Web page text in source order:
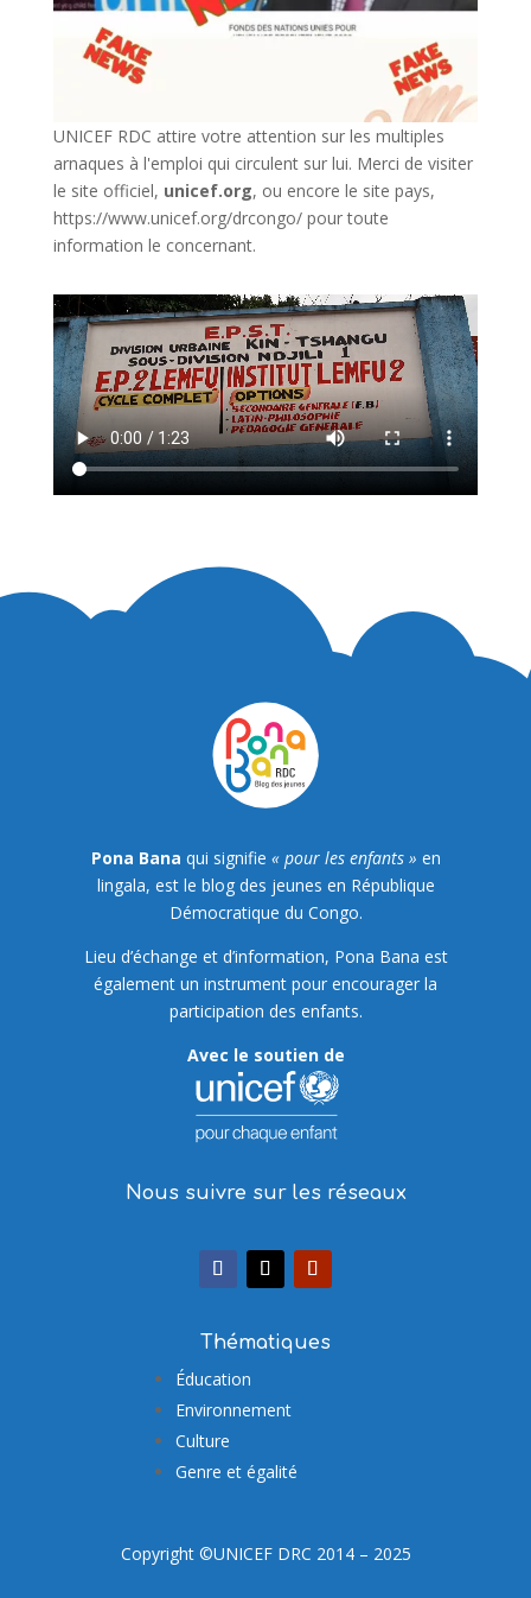
UNICEF RDC attire votre attention sur les multiples
arnaques à l'emploi qui circulent sur lui. Merci de visiter
le site officiel, unicef.org, ou encore le site pays,
https://www.unicef.org/drcongo/pour toute
information le concernant.
Pona Bana qui signifie « pour les enfants » en
lingala, est le blog des jeunes en République
Démocratique du Congo.
Lieu d’échange et d’information, Pona Bana est
également un instrument pour encourager la
participation des enfants.
Avec le soutien de
Nous suivre sur les réseaux
Thématiques
Éducation
Environnement
Culture
Genre et égalité
Copyright ©UNICEF DRC 2014 – 2025